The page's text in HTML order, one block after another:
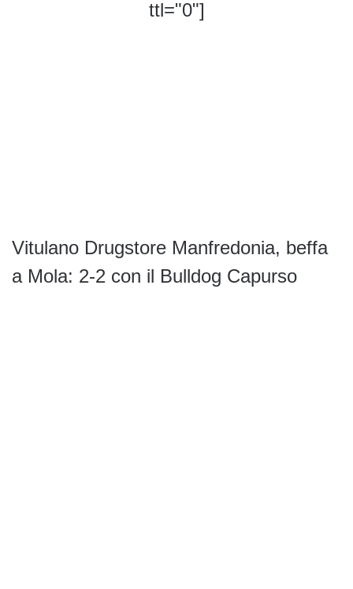
ttl="0"]
Vitulano Drugstore Manfredonia, beffa
a Mola: 2-2 con il Bulldog Capurso